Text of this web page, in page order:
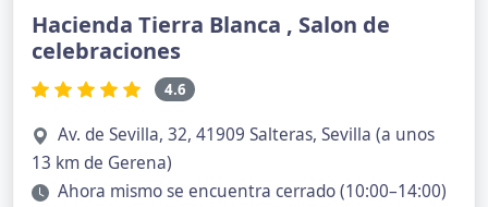
Hacienda Tierra Blanca , Salon de
celebraciones
4.6
Av. de Sevilla, 32, 41909 Salteras, Sevilla (a unos
13 km de Gerena)
Ahora mismo se encuentra cerrado (10:00–14:00)